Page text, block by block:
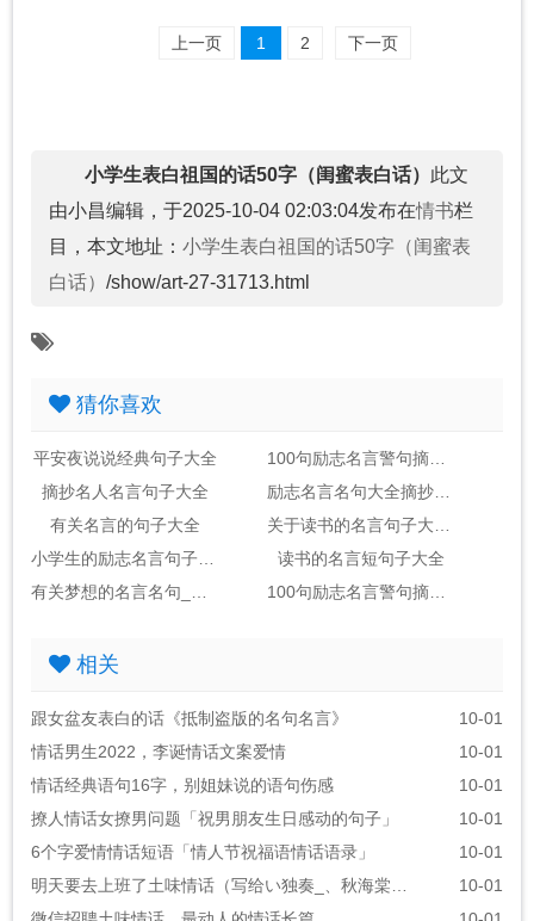
上一页 1 2 下一页
小学生表白祖国的话50字（闺蜜表白话） 此文
由小昌编辑，于2025-10-04 02:03:04发布在情书栏
目，本文地址： 小学生表白祖国的话50字（闺蜜表
白话） /show/art-27-31713.html
猜你喜欢
平安夜说说经典句子大全
摘抄名人名言句子大全
有关名言的句子大全
读书的名言短句子大全
相关
跟女盆友表白的话《抵制盗版的名句名言》
10-01
情话男生2022，李诞情话文案爱情
10-01
情话经典语句16字，别姐妹说的语句伤感
10-01
撩人情话女撩男问题「祝男朋友生日感动的句子」
10-01
6个字爱情情话短语「情人节祝福语情话语录」
10-01
10-01